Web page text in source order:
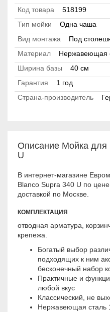
Код товара
518199
Тип мойки
Одна чаша
Вид монтажа
Под
Материал
Нержавеющая
Ширина базы
40 см
Гарантия
1 год
Страна-производитель
Описание Мойка для
U
В интернет-магазине
Blanco Supra 340 U по
доставкой по Москве.
КОМПЛЕКТАЦИЯ
отводная арматура,
кpeпeжa.
Богатый выбор
подходящих к ним
бесконечный набор
Практичные и
любой вкус
Классический, не
Hepжaвeющaя cтaль